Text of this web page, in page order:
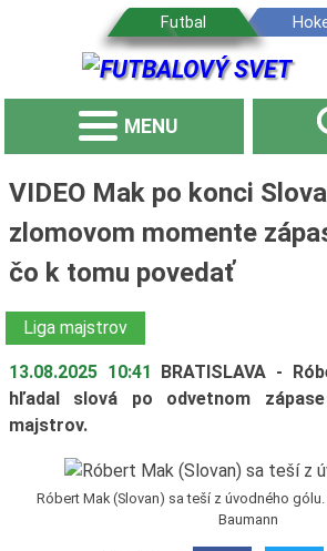
MENU
VIDEO Mak po konci
zlomovom momente
čo k tomu povedať
Liga majstrov
13.08.2025 10:41 BRATISLAVA -
hľadal slová po odvetnom
majstrov.
Róbert Mak (Slovan) sa teší z úvodného
Baumann